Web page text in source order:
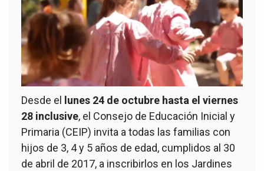
Desde el
lunes 24 de octubre hasta el viernes
28 inclusive, el Consejo de Educación Inicial y
Primaria (CEIP) invita a todas las familias con
hijos de 3, 4 y 5 años de edad, cumplidos al 30
de abril de 2017, a inscribirlos en los Jardines